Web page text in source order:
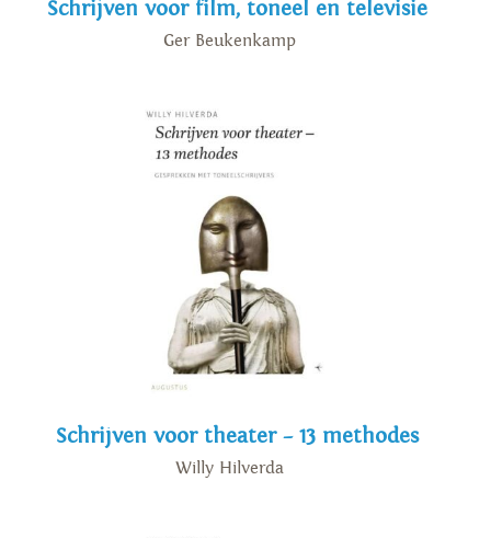
Schrijven voor film, toneel en televisie
Ger Beukenkamp
Schrijven voor theater – 13 methodes
Willy Hilverda